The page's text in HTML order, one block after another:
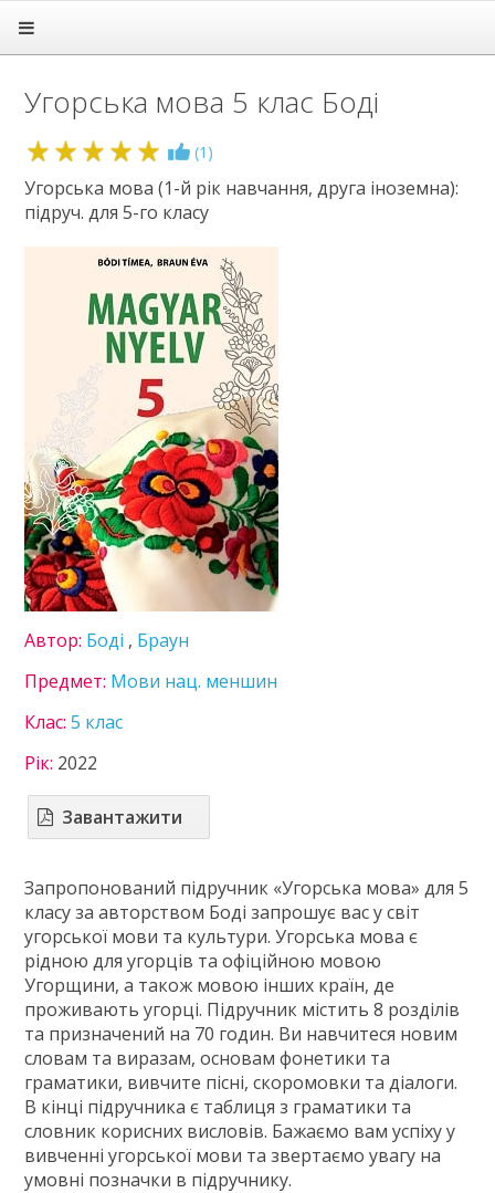
Підручники
1 клас
2 клас
3 клас
4 клас
5 клас
Англійська мова
Зарубіжна література
Здоров'я
Інформатика
Іспанська мова
Історія
Література
Математика
Мистецтво
Мови нац. меншин
Німецька мова
Пізнаємо природу
Технології
Українська література
Французька мова
6 клас
8 клас
9 клас
11 клас
Статті
Зв'язок
Політика
Угорська мова 5 клас Боді
5 (1 )
Угорська мова (1-й рік навчання, друга іноземна):
підруч. для 5-го класу
Автор: Боді , Браун
Предмет: Мови нац. меншин
Клас:5 клас
Рік: 2022
Завантажити
Запропонований підручник «Угорська мова» для 5
класу за авторством Боді запрошує вас у світ
угорської мови та культури. Угорська мова є
рідною для угорців та офіційною мовою
Угорщини, а також мовою інших країн, де
проживають угорці. Підручник містить 8 розділів
та призначений на 70 годин. Ви навчитеся новим
словам та виразам, основам фонетики та
граматики, вивчите пісні, скоромовки та діалоги.
В кінці підручника є таблиця з граматики та
словник корисних висловів. Бажаємо вам успіху у
вивченні угорської мови та звертаємо увагу на
умовні позначки в підручнику.